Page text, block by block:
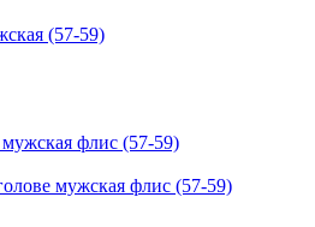
(57-59)
мужская флис (57-59)